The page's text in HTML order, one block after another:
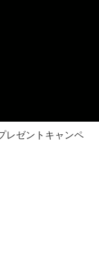
レゼントキャンペ